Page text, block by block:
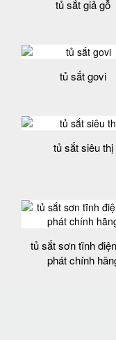
tủ sắt giả gỗ
tủ sắt govi
tủ sắt siêu thị
tủ sắt sơn tĩnh
phát chính